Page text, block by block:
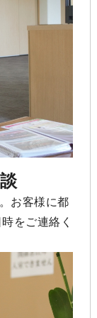
お客様に都
をご連絡く